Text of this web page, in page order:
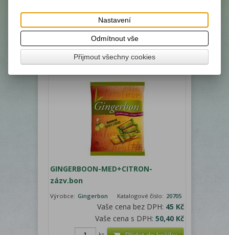
Gingerbon Katalogové číslo:
Vaše cena bez DPH:42 Kč
Vaše cena s DPH:47 Kč
GINGERBOON-MED+CITRON-
zázv.bon
Výrobce: Gingerbon Katalogové číslo: 20705
Vaše cena bez DPH: 45 Kč
Vaše cena s DPH:50,40 Kč
Nastavení
Odmítnout vše
Přijmout všechny cookies